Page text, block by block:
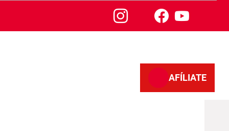
AFÍLIATE